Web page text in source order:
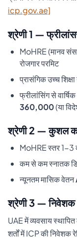
icp.gov.ae]
श्रेणी 1 —
MoHRE (मानव
रोजगार परमिट
प्रासंगिक उच्च शिक्षा
फ्रीलांसिंग से
360,000(या
श्रेणी 2 — कुशल
MoHRE स्तर 1-3
कम से कम स्नातक
न्यूनतम मासिक वेतन
श्रेणी 3 — निवेशक
UAE में व्यवसाय
शर्तों में ICP की निवेशक